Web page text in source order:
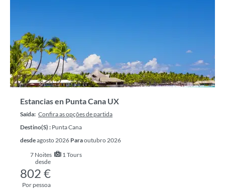
Estancias en Punta Cana UX
Saída: Confira as opções de partida
Destino(s) : Punta Cana
desdeagosto 2026 Paraoutubro 2026
7 Noites
1 Tours
desde
802 €
Por pessoa